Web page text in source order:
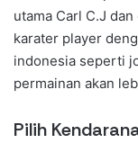
utama Carl C.J
karater player
indonesia seperti
permainan akan
Pilih